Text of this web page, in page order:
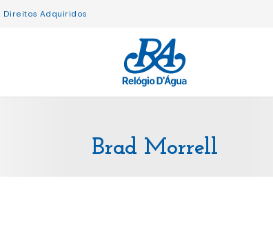
Direitos Adquiridos
Brad Morrell